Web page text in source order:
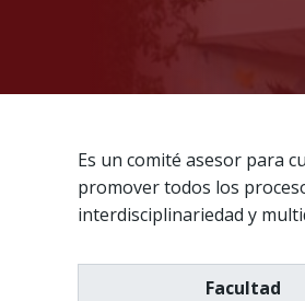
Es un comité asesor para
promover todos los
interdisciplinariedad y
Facultad